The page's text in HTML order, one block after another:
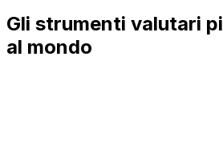
Gli strumenti valutari
al mondo